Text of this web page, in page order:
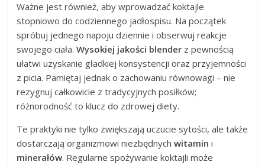
Ważne jest również, aby wprowadzać koktajle
stopniowo do codziennego jadłospisu. Na początek
spróbuj jednego napoju dziennie i obserwuj reakcje
swojego ciała.Wysokiej jakości blender z pewnością
ułatwi uzyskanie gładkiej konsystencji oraz przyjemności
z picia. Pamiętaj jednak o zachowaniu równowagi – nie
rezygnuj całkowicie z tradycyjnych posiłków;
różnorodność to klucz do zdrowej diety.
Te praktyki nie tylko zwiększają uczucie sytości, ale także
dostarczają organizmowi niezbędnychwitamin i
minerałów. Regularne spożywanie koktajli może